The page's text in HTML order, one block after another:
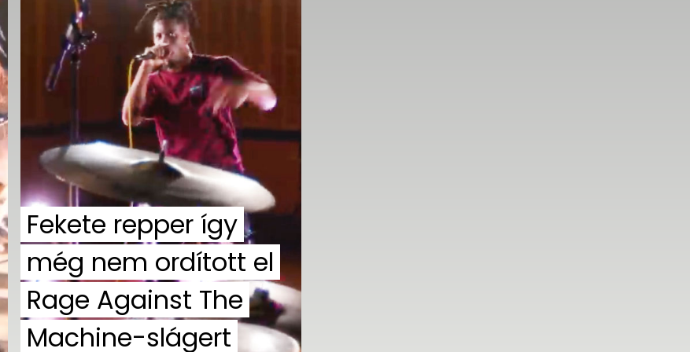
Fekete repper így
még nem ordított el
Rage Against The
Machine-slágert